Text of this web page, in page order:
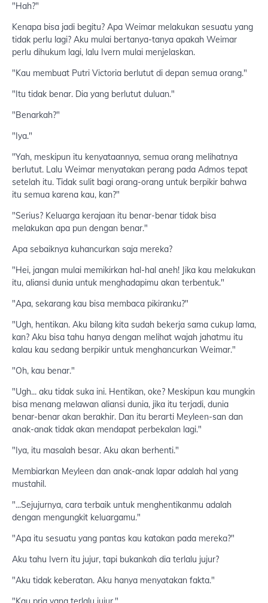
"Hah?"
Kenapa bisa jadi begitu? Apa Weimar melakukan sesuatu yang
tidak perlu lagi? Aku mulai bertanya-tanya apakah Weimar
perlu dihukum lagi, lalu Ivern mulai menjelaskan.
"Kau membuat Putri Victoria berlutut di depan semua orang."
"Itu tidak benar. Dia yang berlutut duluan."
"Benarkah?"
"Iya."
"Yah, meskipun itu kenyataannya, semua orang melihatnya
berlutut. Lalu Weimar menyatakan perang pada Admos tepat
setelah itu. Tidak sulit bagi orang-orang untuk berpikir bahwa
itu semua karena kau, kan?"
"Serius? Keluarga kerajaan itu benar-benar tidak bisa
melakukan apa pun dengan benar."
Apa sebaiknya kuhancurkan saja mereka?
"Hei, jangan mulai memikirkan hal-hal aneh! Jika kau melakukan
itu, aliansi dunia untuk menghadapimu akan terbentuk."
"Apa, sekarang kau bisa membaca pikiranku?"
"Ugh, hentikan. Aku bilang kita sudah bekerja sama cukup lama,
kan? Aku bisa tahu hanya dengan melihat wajah jahatmu itu
kalau kau sedang berpikir untuk menghancurkan Weimar."
"Oh, kau benar."
"Ugh... aku tidak suka ini. Hentikan, oke? Meskipun kau mungkin
bisa menang melawan aliansi dunia, jika itu terjadi, dunia
benar-benar akan berakhir. Dan itu berarti Meyleen-san dan
anak-anak tidak akan mendapat perbekalan lagi."
"Iya, itu masalah besar. Aku akan berhenti."
Membiarkan Meyleen dan anak-anak lapar adalah hal yang
mustahil.
"...Sejujurnya, cara terbaik untuk menghentikanmu adalah
dengan mengungkit keluargamu."
"Apa itu sesuatu yang pantas kau katakan pada mereka?"
Aku tahu Ivern itu jujur, tapi bukankah dia terlalu jujur?
"Aku tidak keberatan. Aku hanya menyatakan fakta."